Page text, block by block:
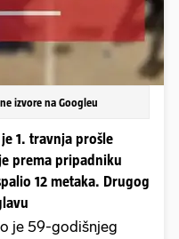
izvore na Googleu
1. travnja prošle
prema pripadniku
12 metaka. Drugog
je 59-godišnjeg